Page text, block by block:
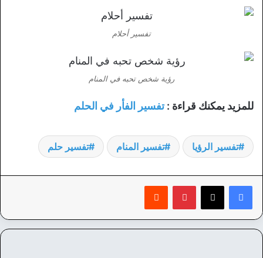
تفسير أحلام
رؤية شخص تحبه في المنام
للمزيد يمكنك قراءة :تفسير الفأر في الحلم
تفسير الرؤيا تفسير المنام تفسير حلم
بينتيريست